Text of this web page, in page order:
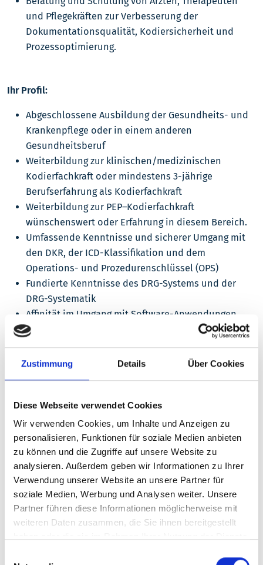
Zustimmung Details Über Cookies
Diese Webseite verwendet Cookies
Wir verwenden Cookies, um Inhalte und Anzeigen zu
personalisieren, Funktionen für soziale Medien anbieten
zu können und die Zugriffe auf unsere Website zu
analysieren. Außerdem geben wir Informationen zu Ihrer
Verwendung unserer Website an unsere Partner für
soziale Medien, Werbung und Analysen weiter. Unsere
Partner führen diese Informationen möglicherweise mit
weiteren Daten zusammen, die Sie ihnen bereitgestellt
und Pflegekräften zur Verbesserung der
Dokumentationsqualität, Kodiersicherheit und
Prozessoptimierung.
Ihr Profil:
Abgeschlossene Ausbildung der Gesundheits- und
Krankenpflege oder in einem anderen
Gesundheitsberuf
Weiterbildung zur klinischen/medizinischen
Kodierfachkraft oder mindestens 3-jährige
Berufserfahrung als Kodierfachkraft
Weiterbildung zur PEP–Kodierfachkraft
wünschenswert oder Erfahrung in diesem Bereich.
Umfassende Kenntnisse und sicherer Umgang mit
den DKR, der ICD-Klassifikation und dem
Operations- und Prozedurenschlüssel (OPS)
Fundierte Kenntnisse des DRG-Systems und der
DRG-Systematik
Affinität im Umgang mit Software-Anwendungen
Sozialkompetenz, Kooperations-, Kommunikations-
und Organisationsvermögen sowie Teamgeist –
Verantwortungsbewusstsein und Selbstständigkeit
Wir bieten Ihnen:
Unbefristeter Arbeitsvertrag mit tarifvertraglich
geregelter Vergütung angelehnt an den TvöD und 30
Tagen Urlaub pro Jahr
Strukturierte Einarbeitung und kontinuierliche
Unterstützung durch ein wertschätzendes Team
Attraktive Zusatzleistungen: JobRad-Leasing,